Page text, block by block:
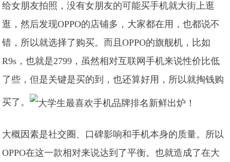
给女朋友拍照，没有女朋友的可能买手机就大街上逛
逛，然后发现OPPO的店铺多，大家都在用，也都说不
错，所以就选择了购买。而且OPPO的旗舰机，比如
R9s，也就是2799，虽然相对互联网手机来说性价比低
了些，但是关键是买的到，也还算好用，所以就掏钱购
买了。
大概因素是社交圈、口碑影响和手机本身的质量。所以
OPPO在这一款相对来说达到了平衡。也就造成了在大